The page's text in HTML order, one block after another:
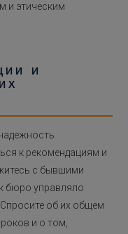
и этическим
И
к рекомендациям и
с бывшими
бюро управляло
об их общем
и о том,